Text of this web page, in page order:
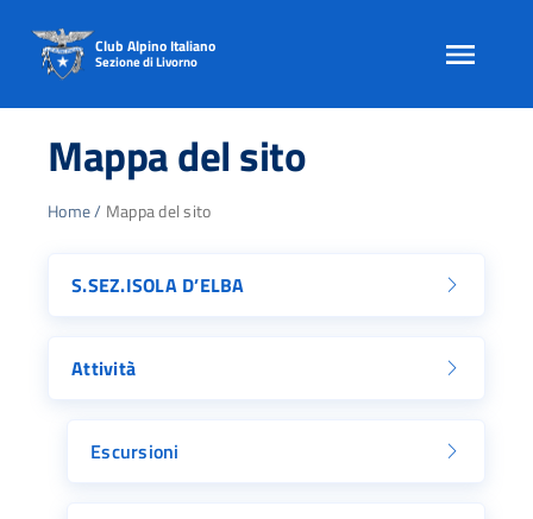
content
Club Alpino Italiano
Sezione di Livorno
Mappa del sito
Home/ Mappa del sito
S.SEZ.ISOLA D’ELBA
Attività
Escursioni